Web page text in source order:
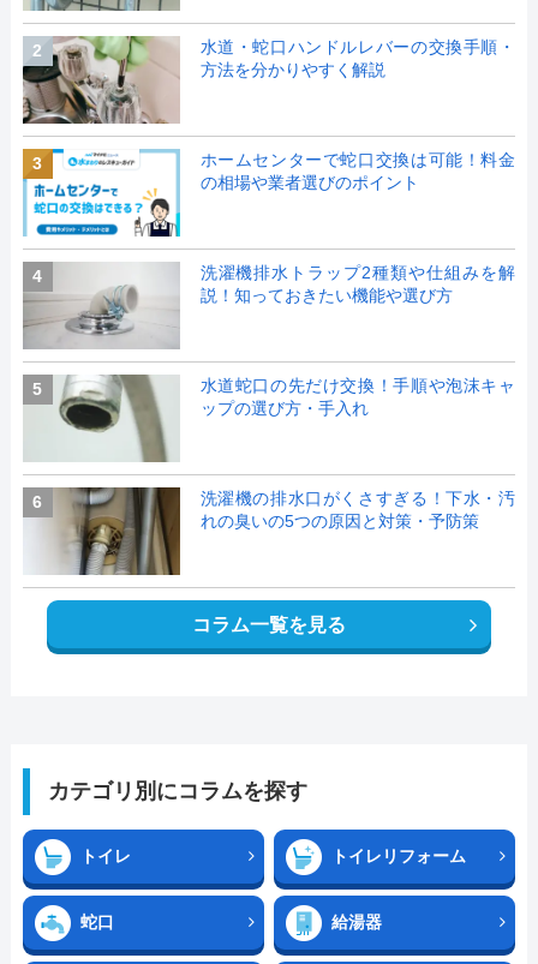
2
水道・蛇口ハンドルレバーの交換手順・
方法を分かりやすく解説
3
ホームセンターで蛇口交換は可能！料金
の相場や業者選びのポイント
4
洗濯機排水トラップ2種類や仕組みを解
説！知っておきたい機能や選び方
5
水道蛇口の先だけ交換！手順や泡沫キャ
ップの選び方・手入れ
6
洗濯機の排水口がくさすぎる！下水・汚
れの臭いの5つの原因と対策・予防策
コラム一覧を見る
カテゴリ別にコラムを探す
トイレ トイレリフォーム
蛇口 給湯器